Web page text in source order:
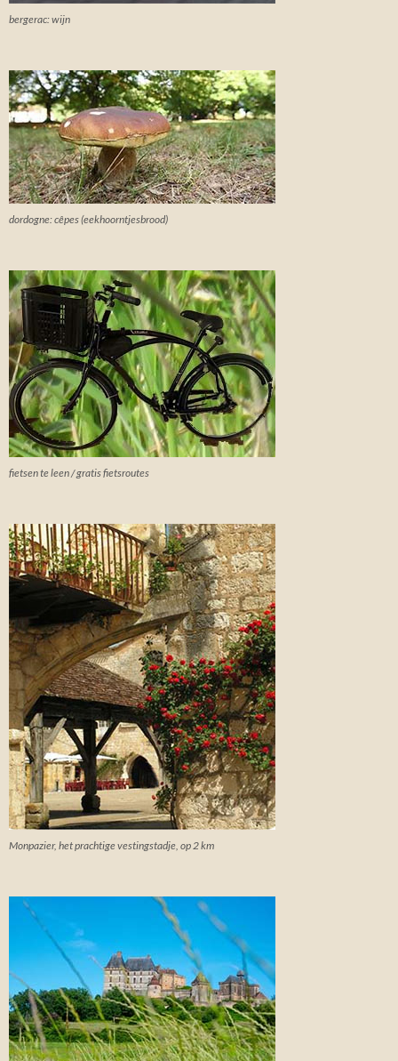
bergerac: wijn
dordogne: cêpes (eekhoorntjesbrood)
fietsen te leen / gratis fietsroutes
Monpazier, het prachtige vestingstadje, op 2 km